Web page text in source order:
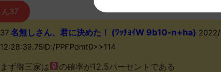
ん37
37名無しさん、君に決めた！ (ﾜｯﾁｮｲW 9b10-n+ha)
12:28:39.75ID:/PPFPdmt0>>114
まず御三家は
の確率が12.5パーセントである